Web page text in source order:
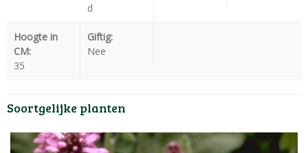
d
Hoogte in
CM:
35
Giftig:
Nee
Soortgelijke planten